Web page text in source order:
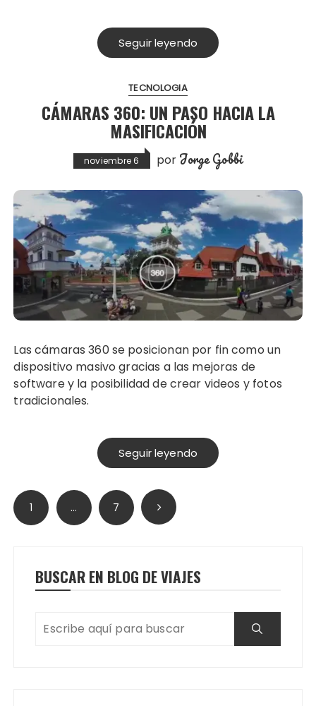
Seguir leyendo
TECNOLOGIA
CÁMARAS 360: UN PASO HACIA LA
MASIFICACIÓN
noviembre 6 por Jorge Gobbi
Las cámaras 360 se posicionan por fin como un
dispositivo masivo gracias a las mejoras de
software y la posibilidad de crear videos y fotos
tradicionales.
Seguir leyendo
Paginación
de1 … 7
BUSCAR EN BLOG DE VIAJES